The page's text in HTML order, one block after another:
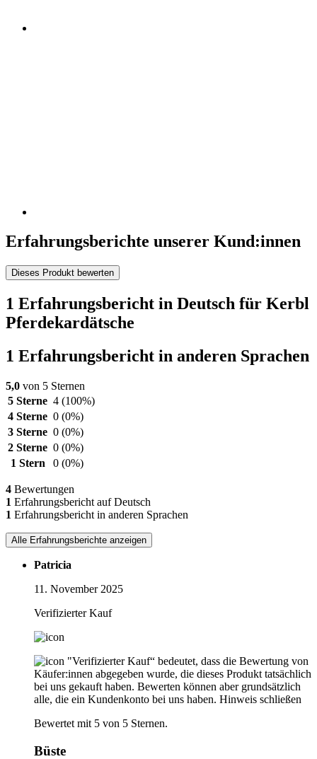
Erfahrungsberichte unserer Kund:innen
Dieses Produkt bewerten
1 Erfahrungsbericht in Deutsch für Kerbl
Pferdekardätsche
1 Erfahrungsbericht in anderen Sprachen
5,0 von 5 Sternen
5 Sterne 4 (100%)
4 Sterne 0 (0%)
3 Sterne 0 (0%)
2 Sterne 0 (0%)
1 Stern
0 (0%)
4 Bewertungen
1 Erfahrungsbericht auf Deutsch
1 Erfahrungsbericht in anderen Sprachen
Alle Erfahrungsberichte anzeigen
Patricia
11. November 2025
Verifizierter Kauf
"Verifizierter Kauf“ bedeutet, dass die Bewertung von
Käufer:innen abgegeben wurde, die dieses Produkt tatsächlich
bei uns gekauft haben. Bewerten können aber grundsätzlich
alle, die ein Kundenkonto bei uns haben. Hinweis schließen
Bewertet mit 5 von 5 Sternen.
Büste